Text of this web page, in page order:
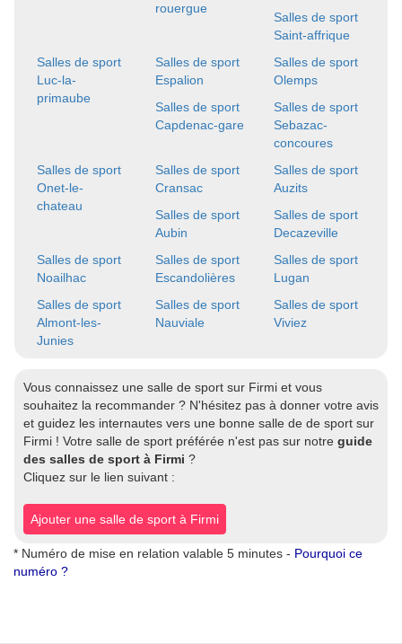
rouergue
Salles de sport
Saint-affrique
Salles de sport
Luc-la-
primaube
Salles de sport
Espalion
Salles de sport
Olemps
Salles de sport
Capdenac-gare
Salles de sport
Sebazac-
concoures
Salles de sport
Onet-le-
chateau
Salles de sport
Cransac
Salles de sport
Auzits
Salles de sport
Aubin
Salles de sport
Decazeville
Salles de sport
Noailhac
Salles de sport
Escandolières
Salles de sport
Lugan
Salles de sport
Almont-les-
Junies
Salles de sport
Nauviale
Salles de sport
Viviez
Vous connaissez une salle de sport sur Firmi et vous
souhaitez la recommander ? N'hésitez pas à donner votre avis
et guidez les internautes vers une bonne salle de de sport sur
Firmi ! Votre salle de sport préférée n'est pas sur notre guide
des salles de sport à Firmi ?
Cliquez sur le lien suivant :
Ajouter une salle de sport à Firmi
* Numéro de mise en relation valable 5 minutes - Pourquoi ce
numéro ?